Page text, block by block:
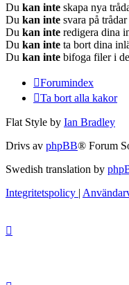
Du kan inte skapa nya
Du kan inte svara på
Du kan inte redigera dina
Du kan inte ta bort dina
Du kan inte bifoga filer i
Forumindex
Ta bort alla kakor
Flat Style by Ian Bradley
Drivs av phpBB® Forum
Swedish translation by
Integritetspolicy |